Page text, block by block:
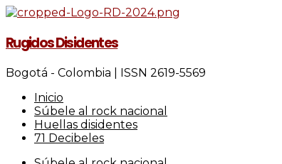
Rugidos Disidentes
Bogotá - Colombia | ISSN 2619-5569
Inicio
Súbele al rock nacional
Huellas disidentes
71 Decibeles